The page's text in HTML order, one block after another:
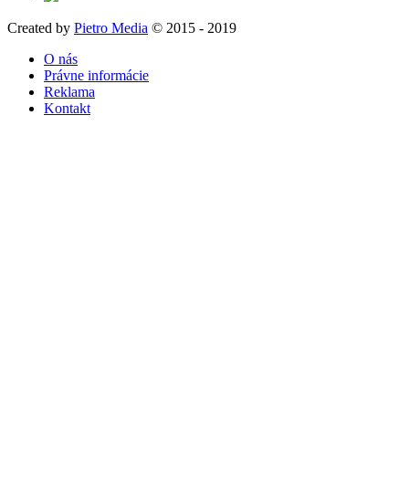
Created by Pietro Media © 2015 - 2019
O nás
Právne informácie
Reklama
Kontakt